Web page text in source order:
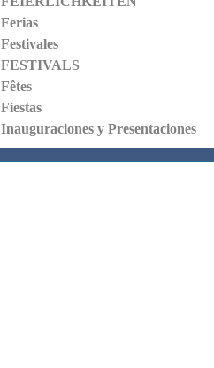
Ferias
Festivales
FESTIVALS
Fêtes
Fiestas
Inauguraciones y Presentaciones